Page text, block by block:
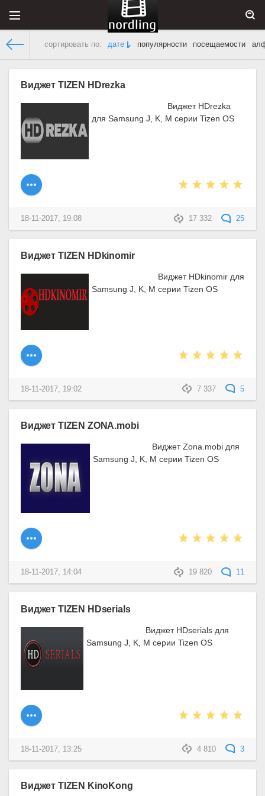
сортировать по: дате популярности посещаемости
Виджет TIZEN HDrezka
Виджет HDrezka
для Samsung J, K, M серии Tizen OS
17 332 25
18-11-2017, 19:08
Виджет TIZEN HDkinomir
Виджет HDkinomir для
Samsung J, K, M серии Tizen OS
7 337 5
18-11-2017, 19:02
Виджет TIZEN ZONA.mobi
Виджет Zona.mobi для
Samsung J, K, M серии Tizen OS
19 820 11
18-11-2017, 14:04
Виджет TIZEN HDserials
Виджет HDserials для
Samsung J, K, M серии Tizen OS
4 810 3
18-11-2017, 13:25
Виджет TIZEN KinoKong